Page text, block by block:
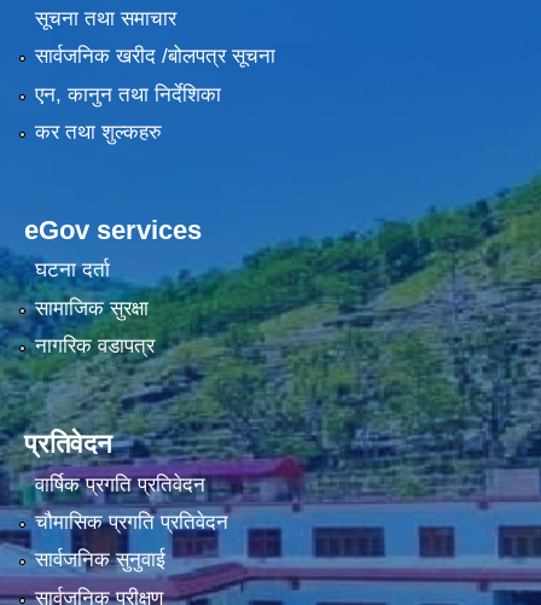
सूचना तथा समाचार
सार्वजनिक खरीद /बोलपत्र सूचना
एन, कानुन तथा निर्देशिका
कर तथा शुल्कहरु
eGov services
घटना दर्ता
सामाजिक सुरक्षा
नागरिक वडापत्र
प्रतिवेदन
वार्षिक प्रगति प्रतिवेदन
चौमासिक प्रगति प्रतिवेदन
सार्वजनिक सुनुवाई
सार्वजनिक परीक्षण